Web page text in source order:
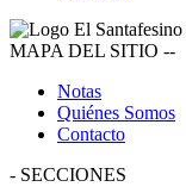
MAPA DEL SITIO --
Notas
Quiénes Somos
Contacto
- SECCIONES